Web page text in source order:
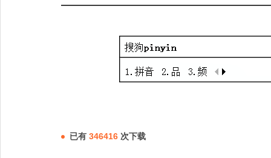
已有 346416 次下载